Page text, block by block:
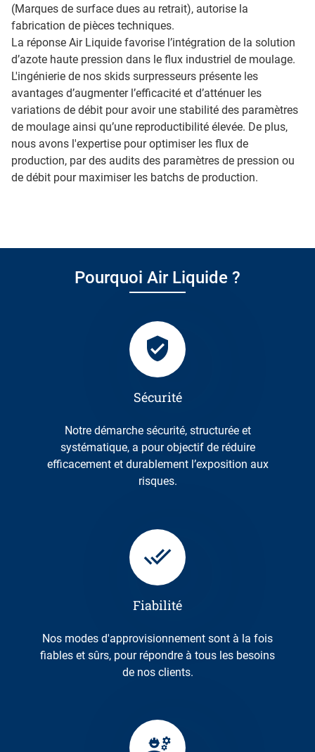
(Marques de surface dues au retrait), autorise la
fabrication de pièces techniques.
La réponse Air Liquide favorise l’intégration de la solution
d’azote haute pression dans le flux industriel de moulage.
L'ingénierie de nos skids surpresseurs présente les
avantages d’augmenter l’efficacité et d’atténuer les
variations de débit pour avoir une stabilité des paramètres
de moulage ainsi qu’une reproductibilité élevée. De plus,
nous avons l'expertise pour optimiser les flux de
production, par des audits des paramètres de pression ou
de débit pour maximiser les batchs de production.
Pourquoi Air Liquide ?
Sécurité
Notre démarche sécurité, structurée et
systématique, a pour objectif de réduire
efficacement et durablement l’exposition aux
risques.
Fiabilité
Nos modes d'approvisionnement sont à la fois
fiables et sûrs, pour répondre à tous les besoins
de nos clients.